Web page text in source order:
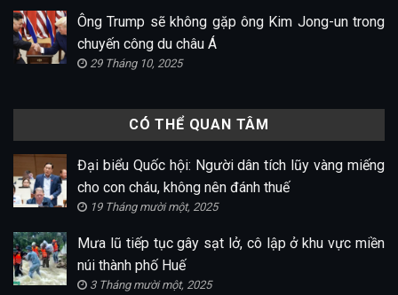
Ông Trump sẽ không gặp ông Kim Jong-un trong
chuyến công du châu Á
29 Tháng 10, 2025
CÓ THỂ QUAN TÂM
Đại biểu Quốc hội: Người dân tích lũy vàng miếng
cho con cháu, không nên đánh thuế
19 Tháng mười một, 2025
Mưa lũ tiếp tục gây sạt lở, cô lập ở khu vực miền
núi thành phố Huế
3 Tháng mười một, 2025